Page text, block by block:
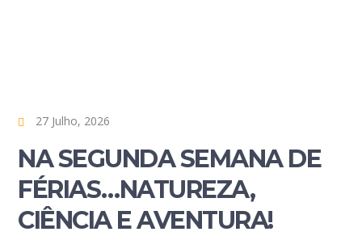
27 Julho, 2026
NA SEGUNDA SEMANA DE
FÉRIAS…NATUREZA,
CIÊNCIA E AVENTURA!